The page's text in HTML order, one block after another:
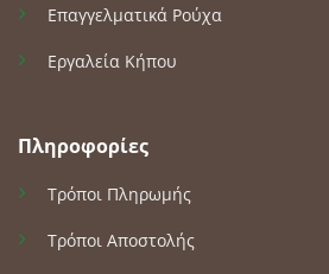
Επαγγελματικά Ρούχα
Εργαλεία Κήπου
Πληροφορίες
Τρόποι Πληρωμής
Τρόποι Αποστολής